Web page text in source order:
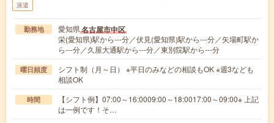
派遣
勤務地 愛知県名古屋市中区
栄(愛知県)駅から---分／伏見(愛知県)駅から---分／矢場町駅か
ら---分／久屋大通駅から---分／東別院駅から---分
曜日頻度
シフト制（月～日） ※平日のみなどの相談もOK ※週3なども
相談OK
時間
【シフト例】07:00～16:0009:00～18:0017:00～09:00※ 上記
は一例です！そ…